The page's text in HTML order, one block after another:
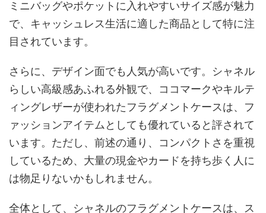
ミニバッグやポケットに入れやすいサイズ感が魅力
で、キャッシュレス生活に適した商品として特に注
目されています。
さらに、デザイン面でも人気が高いです。シャネル
らしい高級感あふれる外観で、ココマークやキルテ
ィングレザーが使われたフラグメントケースは、フ
ァッションアイテムとしても優れていると評されて
います。ただし、前述の通り、コンパクトさを重視
しているため、大量の現金やカードを持ち歩く人に
は物足りないかもしれません。
全体として、シャネルのフラグメントケースは、ス